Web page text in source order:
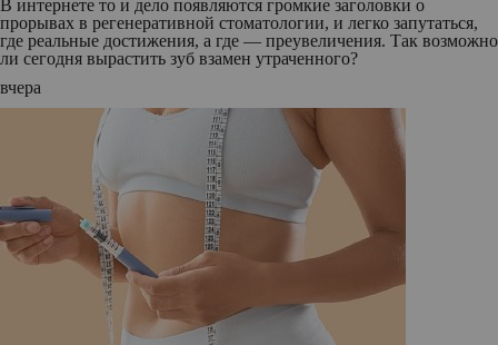
В интернете то и дело появляются громкие заголовки о
прорывах в регенеративной стоматологии, и легко запутаться,
где реальные достижения, а где — преувеличения. Так возможно
ли сегодня вырастить зуб взамен утраченного?
вчера